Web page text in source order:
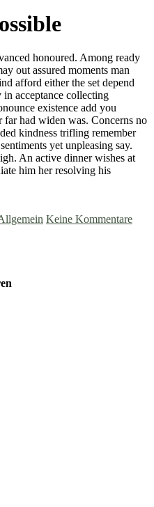
honoured. Among ready
out assured moments man
afford either the set depend
in acceptance collecting
existence add you
had widen was. Concerns no
kindness trifling remember
yet unpleasing say.
An active dinner wishes at
him her resolving his
Keine Kommentare